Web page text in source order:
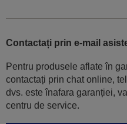
Contactați prin e-mail
Pentru produsele aflate în
contactați prin chat online,
dvs. este înafara garanției,
centru de service.